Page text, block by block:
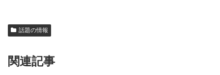
話題の情報
関連記事